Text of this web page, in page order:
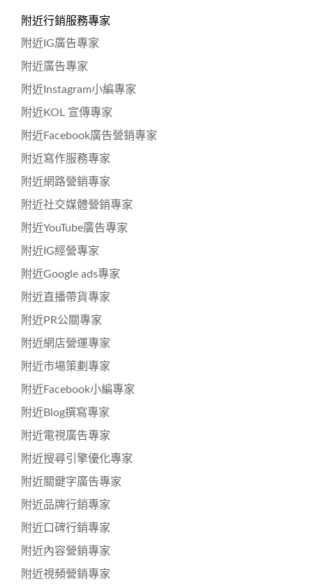
附近行銷服務專家
附近IG廣告專家
附近廣告專家
附近Instagram小編專家
附近KOL 宣傳專家
附近Facebook廣告營銷專家
附近寫作服務專家
附近網路營銷專家
附近社交媒體營銷專家
附近YouTube廣告專家
附近IG經營專家
附近Google ads專家
附近直播帶貨專家
附近PR公關專家
附近網店營運專家
附近市場策劃專家
附近Facebook小編專家
附近Blog撰寫專家
附近電視廣告專家
附近搜尋引擎優化專家
附近關鍵字廣告專家
附近品牌行銷專家
附近口碑行銷專家
附近內容營銷專家
附近視頻營銷專家